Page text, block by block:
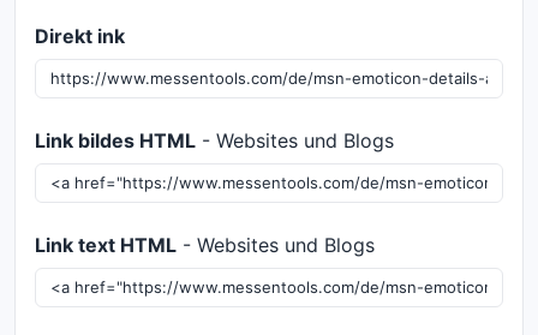
Direkt ink
Link bildes HTML - Websites und Blogs
Link text HTML - Websites und Blogs